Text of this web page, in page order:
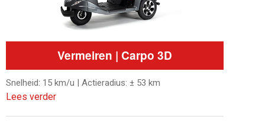
Vermeiren | Carpo 3D
Snelheid: 15 km/u | Actieradius: ± 53 km
Lees verder